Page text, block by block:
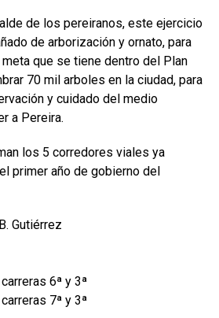
de los pereiranos, este ejercicio
de arborización y ornato, para
que se tiene dentro del Plan
70 mil arboles en la ciudad, para
y cuidado del medio
a Pereira.
los 5 corredores viales ya
primer año de gobierno del
Gutiérrez
6ª y 3ª
7ª y 3ª